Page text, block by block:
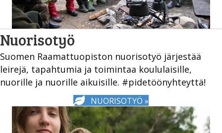
Nuorisotyö
Suomen Raamattuopiston nuorisotyö järjestää
leirejä, tapahtumia ja toimintaa koululaisille,
nuorille ja nuorille aikuisille. #pidetöönyhteyttä!
NUORISOTYÖ »